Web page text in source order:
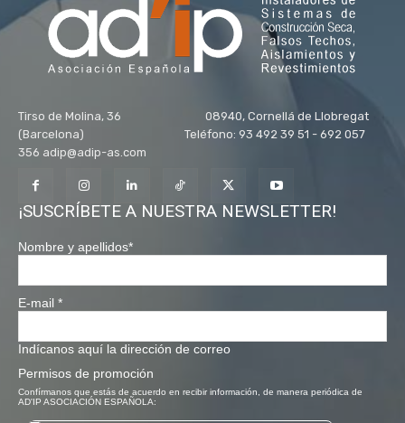
Tirso de Molina, 36 08940, Cornellá de Llobregat
(Barcelona) Teléfono: 93 492 39 51 - 692 057
356 adip@adip-as.com
¡SUSCRÍBETE A NUESTRA NEWSLETTER!
Nombre y apellidos*
E-mail *
Indícanos aquí la dirección de correo
Permisos de promoción
Confírmanos que estás de acuerdo en recibir información, de manera periódica de
AD'IP ASOCIACIÓN ESPAÑOLA: